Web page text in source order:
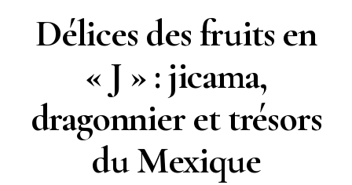
Délices des fruits en
« J » : jicama,
dragonnier et trésors
du Mexique